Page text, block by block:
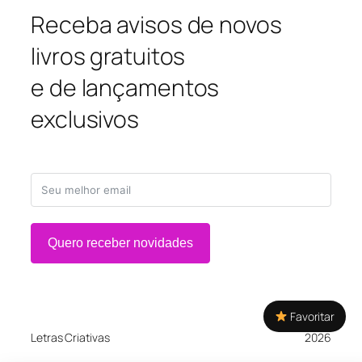
Receba avisos de novos
livros gratuitos
e de lançamentos
exclusivos
Quero receber novidades
Letras Criativas 2026
Favoritar